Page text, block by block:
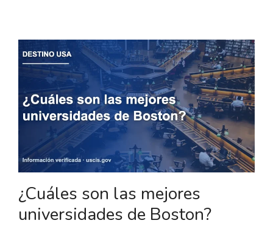
¿Cuáles son las mejores
universidades de Boston?